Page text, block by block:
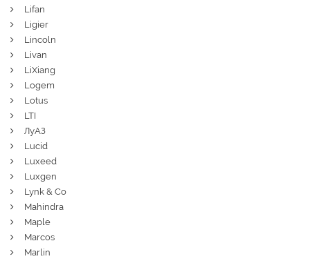
Lifan
Ligier
Lincoln
Livan
LiXiang
Logem
Lotus
LTI
ЛуАЗ
Lucid
Luxeed
Luxgen
Lynk & Co
Mahindra
Maple
Marcos
Marlin